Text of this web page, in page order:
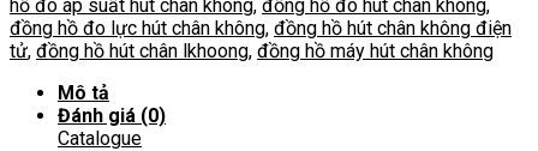
số
lượng
hồ đo áp suất hút chân không, đồng hồ đo hút chân không,
đồng hồ đo lực hút chân không, đồng hồ hút chân không điện
tử, đồng hồ hút chân lkhoong, đồng hồ máy hút chân không
Mô tả
Đánh giá (0)
Catalogue